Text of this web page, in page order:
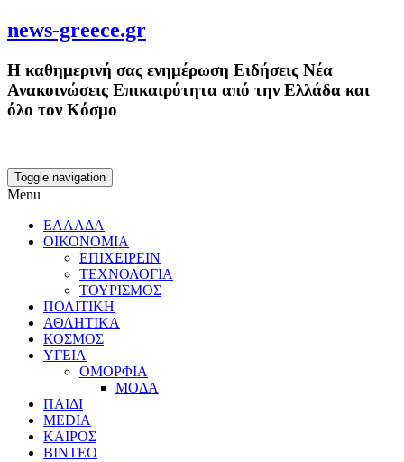
news-greece.gr
Η καθημερινή σας ενημέρωση Ειδήσεις Νέα
Ανακοινώσεις Επικαιρότητα από την Ελλάδα και
όλο τον Κόσμο
Toggle navigation
Menu
ΕΛΛΑΔΑ
ΟΙΚΟΝΟΜΙΑ
ΕΠΙΧΕΙΡΕΙΝ
ΤΕΧΝΟΛΟΓΙΑ
ΤΟΥΡΙΣΜΟΣ
ΠΟΛΙΤΙΚΗ
ΑΘΛΗΤΙΚΑ
ΚΟΣΜΟΣ
ΥΓΕΙΑ
ΟΜΟΡΦΙΑ
ΜΟΔΑ
ΠΑΙΔΙ
MEDIA
ΚΑΙΡΟΣ
ΒΙΝΤΕΟ